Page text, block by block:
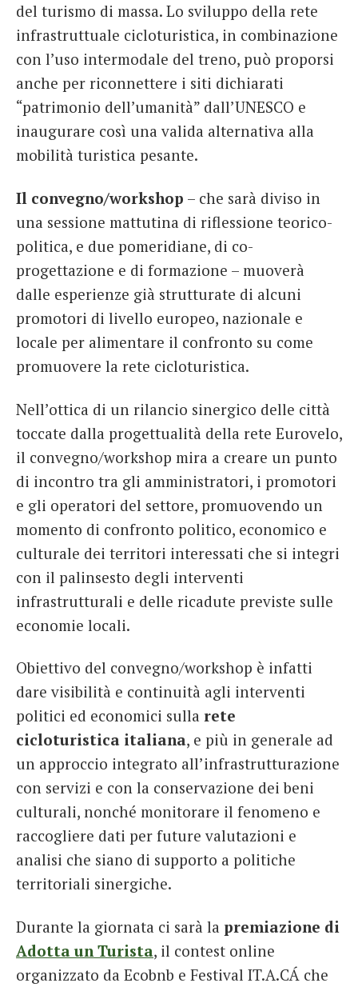
del turismo di massa. Lo sviluppo della rete
infrastruttuale cicloturistica, in combinazione
con l’uso intermodale del treno, può proporsi
anche per riconnettere i siti dichiarati
“patrimonio dell’umanità” dall’UNESCO e
inaugurare così una valida alternativa alla
mobilità turistica pesante.
Il convegno/workshop – che sarà diviso in
una sessione mattutina di riflessione teorico-
politica, e due pomeridiane, di co-
progettazione e di formazione – muoverà
dalle esperienze già strutturate di alcuni
promotori di livello europeo, nazionale e
locale per alimentare il confronto su come
promuovere la rete cicloturistica.
Nell’ottica di un rilancio sinergico delle città
toccate dalla progettualità della rete Eurovelo,
il convegno/workshop mira a creare un punto
di incontro tra gli amministratori, i promotori
e gli operatori del settore, promuovendo un
momento di confronto politico, economico e
culturale dei territori interessati che si integri
con il palinsesto degli interventi
infrastrutturali e delle ricadute previste sulle
economie locali.
Obiettivo del convegno/workshop è infatti
dare visibilità e continuità agli interventi
politici ed economici sulla rete
cicloturistica italiana, e più in generale ad
un approccio integrato all’infrastrutturazione
con servizi e con la conservazione dei beni
culturali, nonché monitorare il fenomeno e
raccogliere dati per future valutazioni e
analisi che siano di supporto a politiche
territoriali sinergiche.
Durante la giornata ci sarà la premiazione di
Adotta un Turista, il contest online
organizzato da Ecobnb e Festival IT.A.CÁ che